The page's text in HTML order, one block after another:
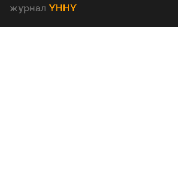
журнал YHHY